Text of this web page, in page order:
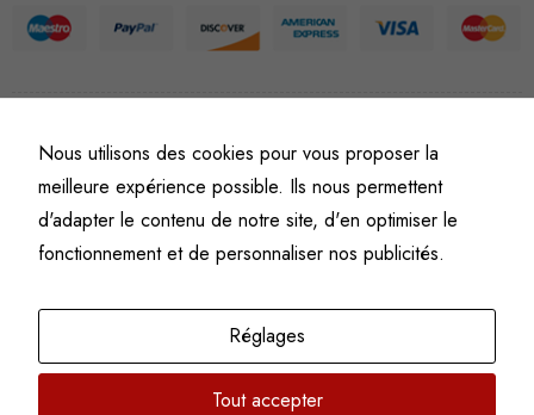
©Fine art numismatics– Tous droits réservés.
Politique de confidentialité
Conditions générales de vente et d’utilisation
Mentions légales
Nous utilisons des cookies pour vous proposer la
meilleure expérience possible. Ils nous permettent
d'adapter le contenu de notre site, d'en optimiser le
fonctionnement et de personnaliser nos publicités.
Réglages
Tout accepter
Statistiques
Afin que
puissions
fonctionnalité
et la
structure du
site Web, en
fonction de
en est fait.